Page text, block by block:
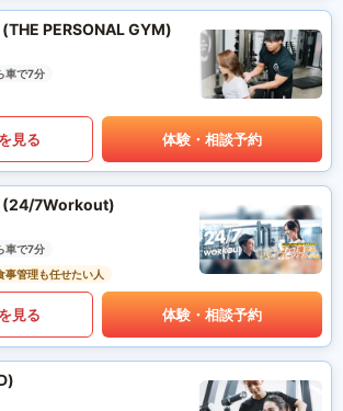
PERSONAL GYM)
車で7分
見る 体験・相談予約
(24/7Workout)
車で7分
事管理も任せたい人
見る 体験・相談予約